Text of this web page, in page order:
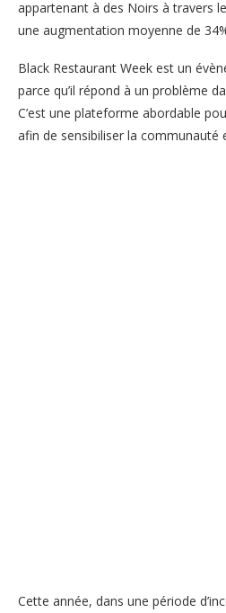
appartenant à des Noirs à travers
une augmentation moyenne de
Black Restaurant Week est un
parce qu’il répond à un problème
C’est une plateforme abordable
afin de sensibiliser la communauté
Cette année, dans une période